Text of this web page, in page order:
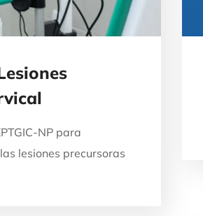
NP para
lesiones precursoras